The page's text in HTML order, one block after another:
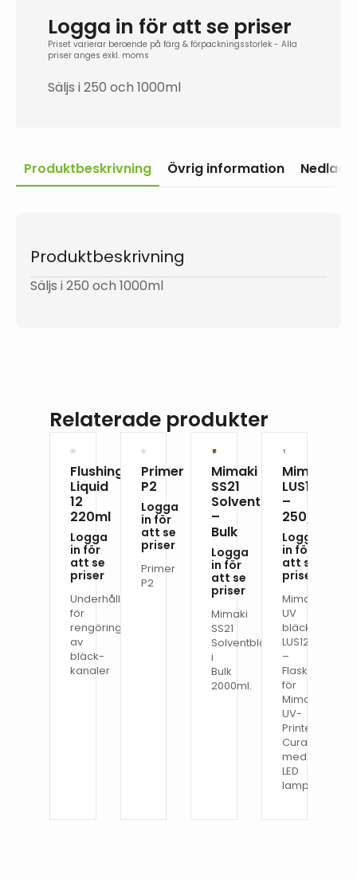
Logga in för att se priser
Priset varierar beroende på färg & förpackningsstorlek - Alla
priser anges exkl. moms
Säljs i 250 och 1000ml
Produktbeskrivning Övrig information
Produktbeskrivning
Säljs i 250 och 1000ml
Relaterade produkter
Flushing
Liquid
12
220ml
Logga
in för
att se
priser
Underhållsvätska
för
rengöring
av
bläck-
kanaler
Primer
P2
Logga
in för
att se
priser
Primer
P2
Mimaki
SS21
Solventbläck
–
Bulk
Logga
in för
att se
priser
Mimaki
SS21
Solventbläck
i
Bulk
2000ml.
Mimaki
LUS120
–
250/
Logga
in för
att se
priser
Mimaki
UV
bläck
LUS120
–
Flaska
för
Mimaki
UV-
Printer.
Curable
med
LED
lampa.